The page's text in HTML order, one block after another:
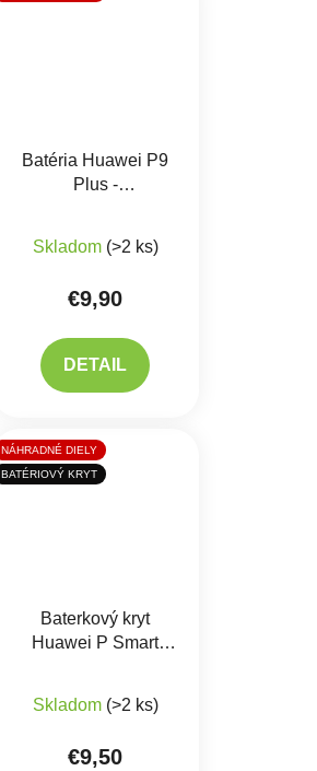
Batéria Huawei P9
Plus -
Skladom (>2 ks)
€9,90
DETAIL
NÁHRADNÉ DIELY
BATÉRIOVÝ KRYT
Baterkový kryt
Huawei P Smart
Skladom (>2 ks)
€9,50